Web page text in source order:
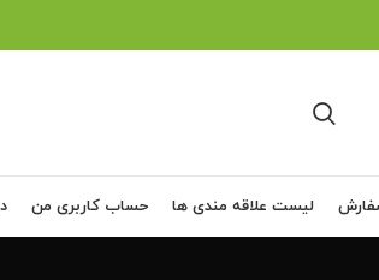
لیست علاقه مندی ها حساب کاربری من